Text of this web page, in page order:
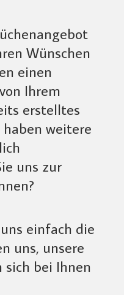
Wünschen
einen
Ihrem
erstelltes
weitere
uns zur
einfach die
uns, unsere
sich bei Ihnen